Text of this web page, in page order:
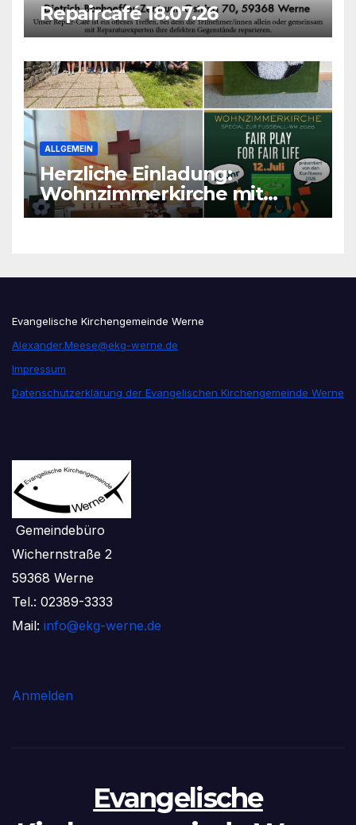
Repaircafé 18.07.26
ALLGEMEIN
Herzliche Einladung:
Wohnzimmerkirche mit
unseren Konfis
Evangelische Kirchengemeinde Werne
Alexander.Meese@ekg-werne.de
Impressum
Datenschutzerklärung der Evangelischen Kirchengemeinde Werne
Gemeindebüro
Wichernstraße 2
59368 Werne
Tel.: 02389-3333
Mail: info@ekg-werne.de
Anmelden
Evangelische